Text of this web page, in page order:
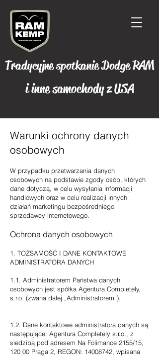
Tradycyjne spotkanie Dodge RAM
i inne samochody z USA
Warunki ochrony danych
osobowych
W przypadku przetwarzania danych
osobowych na podstawie zgody osób, których
dane dotyczą, w celu wysyłania informacji
handlowych oraz w celu realizacji innych
działań marketingu bezpośredniego
sprzedawcy internetowego.
Ochrona danych osobowych
1. TOŻSAMOŚĆ I DANE KONTAKTOWE
ADMINISTRATORA DANYCH
1.1. Administratorem Państwa danych
osobowych jest spółka Agentura Completely,
s.r.o. (zwana dalej „Administratorem”).
1.2. Dane kontaktowe administratora danych są
następujące: Agentura Completely s.r.o., z
siedzibą pod adresem Na Folimance 2155/15,
120 00 Praga 2, REGON: 14008742, wpisana